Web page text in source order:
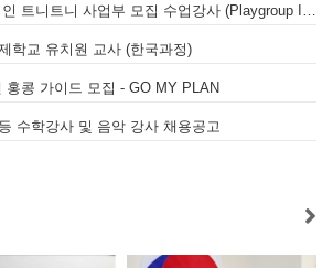
[채용공고] 대교 홍콩법인 트니트니 사업부 모집 수업강사 (Playgroup Instructor)
학교 유치원 교사 (한국과정)
홍콩 가이드 모집 - GO MY PLAN
수학강사 및 음악 강사 채용공고